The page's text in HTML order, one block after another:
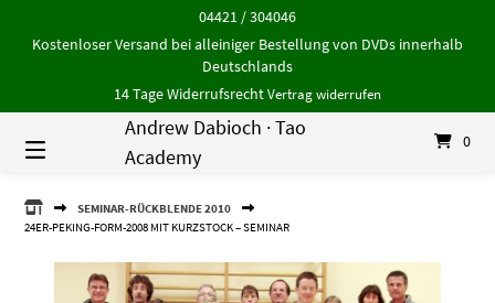
Inhalt
04421 / 304046
Kostenloser Versand bei alleiniger Bestellung von DVDs innerhalb
Deutschlands
14 Tage WiderrufsrechtVertrag widerrufen
Andrew Dabioch · Tao
Academy
0
ANDREW
DABIOCH
TAO
ACADEMY
SEMINAR-RÜCKBLENDE 2010
24ER-PEKING-FORM-2008 MIT KURZSTOCK – SEMINAR